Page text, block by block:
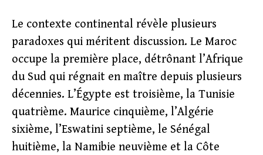
Le contexte continental révèle plusieurs
paradoxes qui méritent discussion. Le Maroc
occupe la première place, détrônant l’Afrique
du Sud qui régnait en maître depuis plusieurs
décennies. L’Égypte est troisième, la Tunisie
quatrième. Maurice cinquième, l’Algérie
sixième, l’Eswatini septième, le Sénégal
huitième, la Namibie neuvième et la Côte